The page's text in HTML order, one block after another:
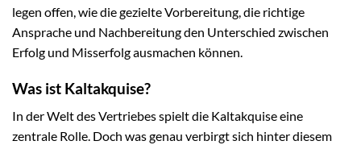
legen offen, wie die gezielte Vorbereitung, die richtige
Ansprache und Nachbereitung den Unterschied zwischen
Erfolg und Misserfolg ausmachen können.
Was ist Kaltakquise?
In der Welt des Vertriebes spielt die Kaltakquise eine
zentrale Rolle. Doch was genau verbirgt sich hinter diesem